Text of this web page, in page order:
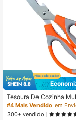
Tesoura De Cozinha
#4 Mais Vendido
300+ vendido